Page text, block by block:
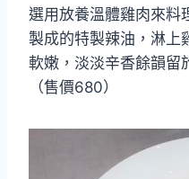
選用放養溫體雞肉來料
製成的特製辣油，淋上
軟嫩，淡淡辛香餘韻留
（售價680）